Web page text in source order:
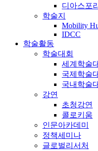
디아스포
학술지
Mobility
IDCC
학술활동
학술대회
세계학술
국제학술
국내학술
강연
초청강연
콜로키움
인문아카데미
정책세미나
글로벌리서처